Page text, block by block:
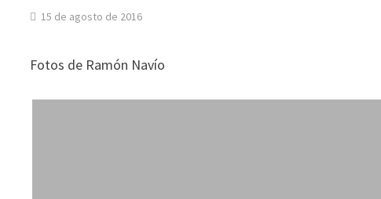
15 de agosto de 2016
Fotos de Ramón Navío